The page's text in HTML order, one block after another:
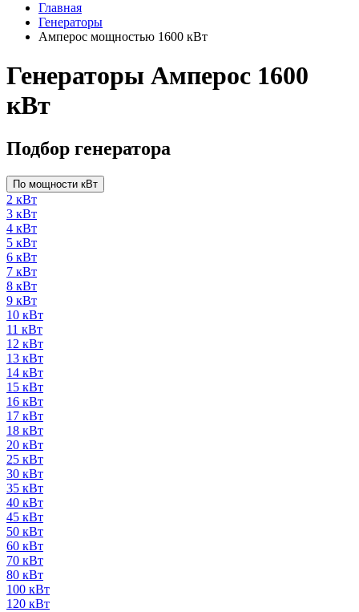
Главная
Генераторы
Амперос мощностью 1600 кВт
Генераторы Амперос 1600
кВт
Подбор генератора
По мощности кВт
2 кВт
3 кВт
4 кВт
5 кВт
6 кВт
7 кВт
8 кВт
9 кВт
10 кВт
11 кВт
12 кВт
13 кВт
14 кВт
15 кВт
16 кВт
17 кВт
18 кВт
20 кВт
25 кВт
30 кВт
35 кВт
40 кВт
45 кВт
50 кВт
60 кВт
70 кВт
80 кВт
100 кВт
120 кВт